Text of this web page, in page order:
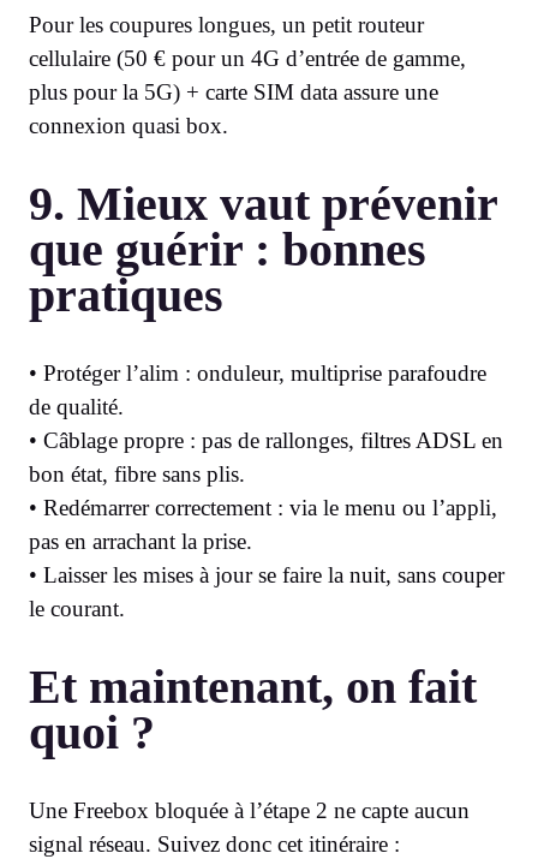
Pour les coupures longues, un petit routeur
cellulaire (50 € pour un 4G d’entrée de gamme,
plus pour la 5G) + carte SIM data assure une
connexion quasi box.
9. Mieux vaut prévenir
que guérir : bonnes
pratiques
• Protéger l’alim : onduleur, multiprise parafoudre
de qualité.
• Câblage propre : pas de rallonges, filtres ADSL en
bon état, fibre sans plis.
• Redémarrer correctement : via le menu ou l’appli,
pas en arrachant la prise.
• Laisser les mises à jour se faire la nuit, sans couper
le courant.
Et maintenant, on fait
quoi ?
Une Freebox bloquée à l’étape 2 ne capte aucun
signal réseau. Suivez donc cet itinéraire :